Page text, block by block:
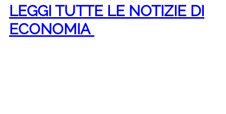
LEGGI TUTTE LE NOTIZIE DI
ECONOMIA